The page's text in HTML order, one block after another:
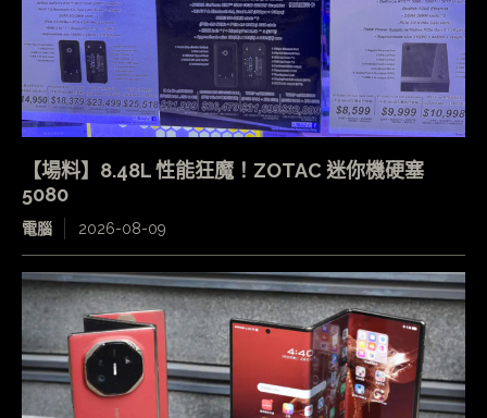
【場料】8.48L 性能狂魔！ZOTAC 迷你機硬塞
5080
電腦 2026-08-09